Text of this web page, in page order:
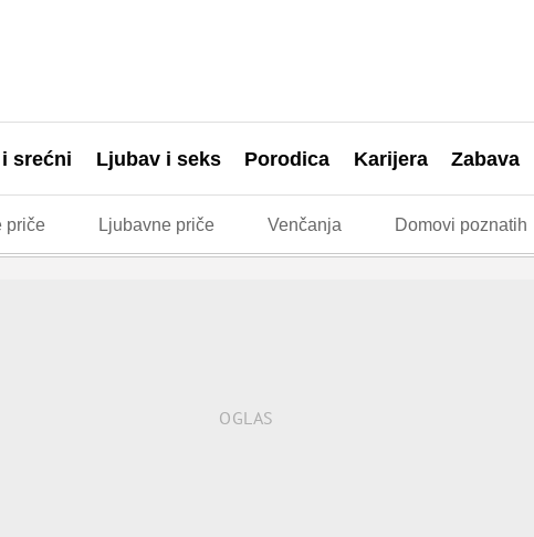
srećni Ljubav i seks Porodica Karijera Zabava
priče Ljubavne priče Venčanja Domovi poznatih